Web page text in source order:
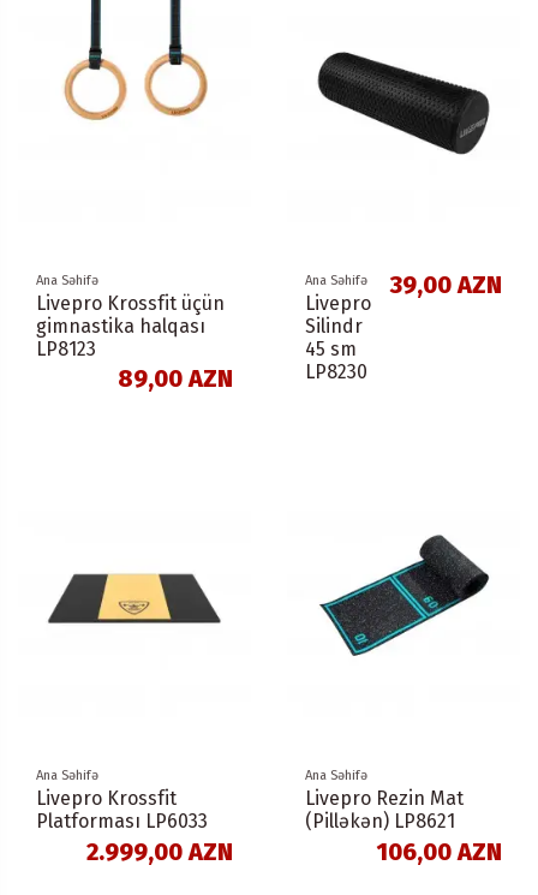
Ana Səhifə
Livepro Krossfit üçün
gimnastika halqası
LP8123
89,00 AZN
Ana Səhifə
Livepro
Silindr
45 sm
LP8230
39,00 AZN
Ana Səhifə
Livepro Krossfit
Platforması LP6033
2.999,00 AZN
Ana Səhifə
Livepro Rezin Mat
(Pilləkən) LP8621
106,00 AZN